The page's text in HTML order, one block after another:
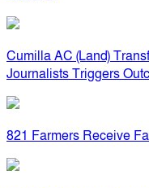
Cumilla AC (Land)
Journalists Triggers
821 Farmers Receive